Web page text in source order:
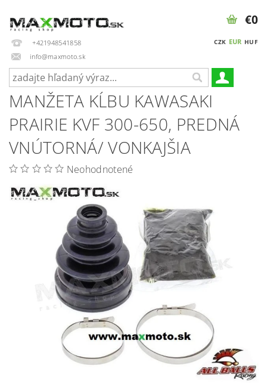
+421948541858
info@maxmoto.sk
CZK EUR HUF
€0
MANŽETA KĹBU KAWASAKI
PRAIRIE KVF 300-650, PREDNÁ
VNÚTORNÁ/ VONKAJŠIA
Neohodnotené